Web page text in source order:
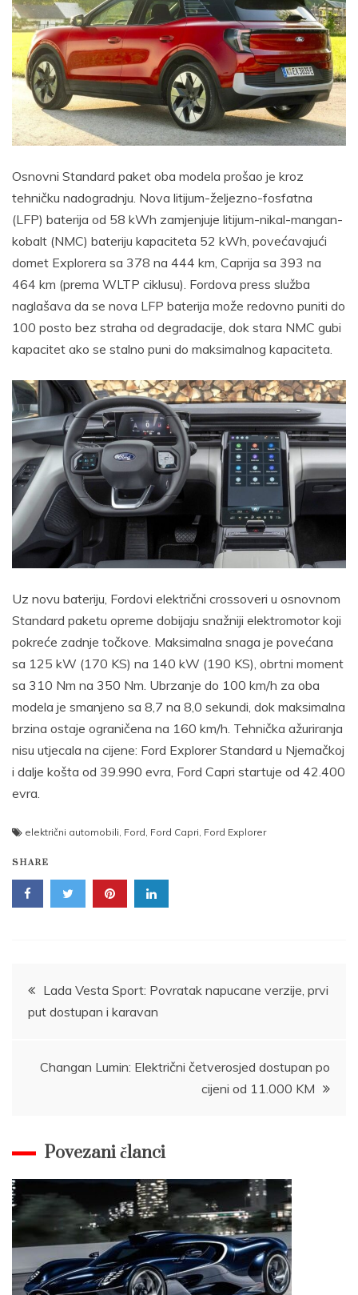
Osnovni Standard paket oba modela prošao je kroz
tehničku nadogradnju. Nova litijum-željezno-fosfatna
(LFP) baterija od 58 kWh zamjenjuje litijum-nikal-mangan-
kobalt (NMC) bateriju kapaciteta 52 kWh, povećavajući
domet Explorera sa 378 na 444 km, Caprija sa 393 na
464 km (prema WLTP ciklusu). Fordova press služba
naglašava da se nova LFP baterija može redovno puniti do
100 posto bez straha od degradacije, dok stara NMC gubi
kapacitet ako se stalno puni do maksimalnog kapaciteta.
Uz novu bateriju, Fordovi električni crossoveri u osnovnom
Standard paketu opreme dobijaju snažniji elektromotor koji
pokreće zadnje točkove. Maksimalna snaga je povećana
sa 125 kW (170 KS) na 140 kW (190 KS), obrtni moment
sa 310 Nm na 350 Nm. Ubrzanje do 100 km/h za oba
modela je smanjeno sa 8,7 na 8,0 sekundi, dok maksimalna
brzina ostaje ograničena na 160 km/h. Tehnička ažuriranja
nisu utjecala na cijene: Ford Explorer Standard u Njemačkoj
i dalje košta od 39.990 evra, Ford Capri startuje od 42.400
evra.
električni automobili, Ford, Ford Capri, Ford Explorer
SHARE
Post
navigation
Lada Vesta Sport: Povratak napucane verzije, prvi
put dostupan i karavan
Changan Lumin: Električni četverosjed dostupan po
cijeni od 11.000 KM
Povezani članci